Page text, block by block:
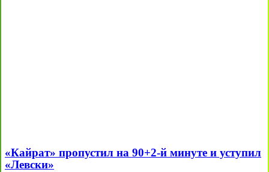
«Кайрат» пропустил на 90+2-й минуте и уступил
«Левски»